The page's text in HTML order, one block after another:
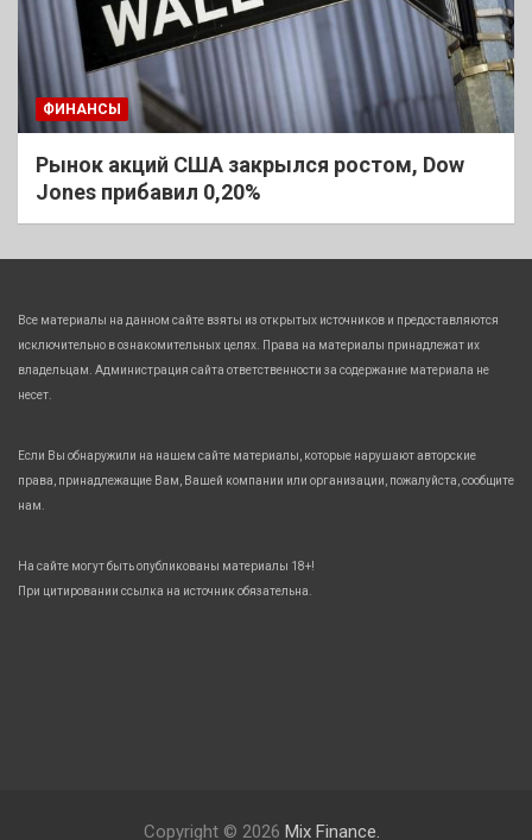
ФИНАНСЫ
Рынок акций США закрылся ростом, Dow
Jones прибавил 0,20%
Все материалы на данном сайте взяты из открытых источников и предоставляются
исключительно в ознакомительных целях. Права на материалы принадлежат их
владельцам. Администрация сайта ответственности за содержание материала не
несет.
Если Вы обнаружили на нашем сайте материалы, которые нарушают авторские
права, принадлежащие Вам, Вашей компании или организации, пожалуйста, сообщите
нам.
На сайте могут быть опубликованы материалы 18+!
При цитировании ссылка на источник обязательна.
Copyright © 2026 Mix Finance.